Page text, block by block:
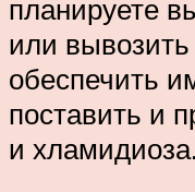
планируете
или
обеспечить
поставить и
и хламидиоза.